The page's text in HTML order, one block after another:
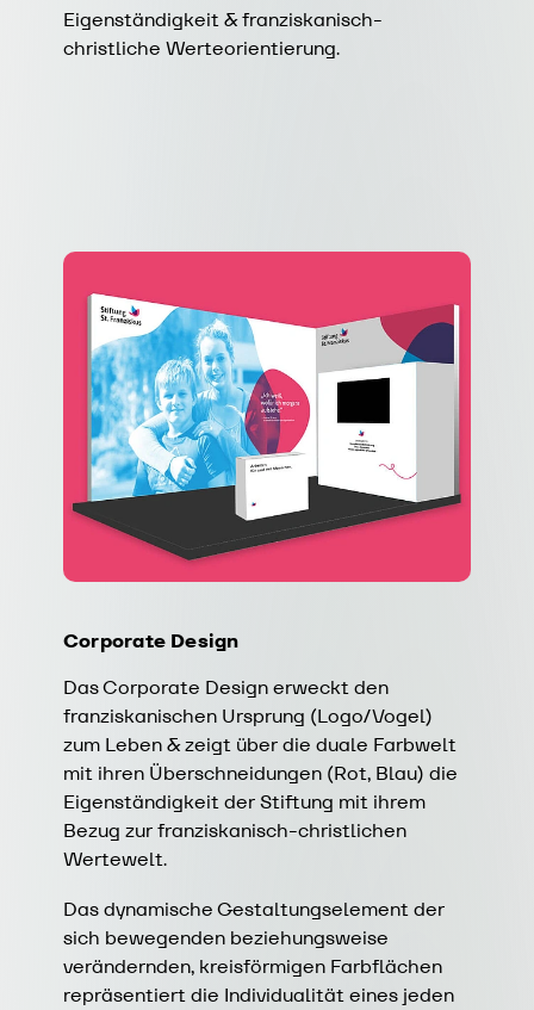
Eigenständigkeit & franziskanisch-
christliche Werteorientierung.
Corporate Design
Das Corporate Design erweckt den
franziskanischen Ursprung (Logo/Vogel)
zum Leben & zeigt über die duale Farbwelt
mit ihren Überschneidungen (Rot, Blau) die
Eigenständigkeit der Stiftung mit ihrem
Bezug zur franziskanisch-christlichen
Wertewelt.
Das dynamische Gestaltungselement der
sich bewegenden beziehungsweise
verändernden, kreisförmigen Farbflächen
repräsentiert die Individualität eines jeden